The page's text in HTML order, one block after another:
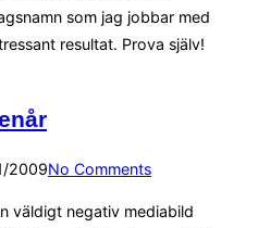
som jag jobbar med
resultat. Prova själv!
2009No Comments
väldigt negativ mediabild